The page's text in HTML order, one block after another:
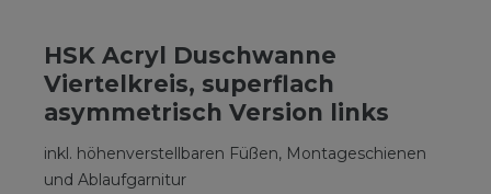
HSK Acryl Duschwanne
Viertelkreis, superflach
asymmetrisch Version links
inkl. höhenverstellbaren Füßen, Montageschienen
und Ablaufgarnitur